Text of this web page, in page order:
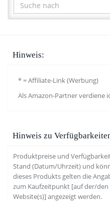
Hinweis:
* = Affiliate-Link (Werbung)
Als Amazon-Partner verdiene
Hinweis zu
Produktpreise und
Stand (Datum/Uhrzeit) und
dieses Produkts gelten die
zum Kaufzeitpunkt [auf der/
Website(s)] angezeigt werden.